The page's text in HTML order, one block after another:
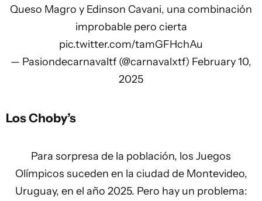
Queso Magro y Edinson Cavani, una combinación
improbable pero cierta
pic.twitter.com/tamGFHchAu
— Pasiondecarnavaltf (@carnavalxtf) February 10,
2025
Los Choby’s
Para sorpresa de la población, los Juegos
Olímpicos suceden en la ciudad de Montevideo,
Uruguay, en el año 2025. Pero hay un problema: